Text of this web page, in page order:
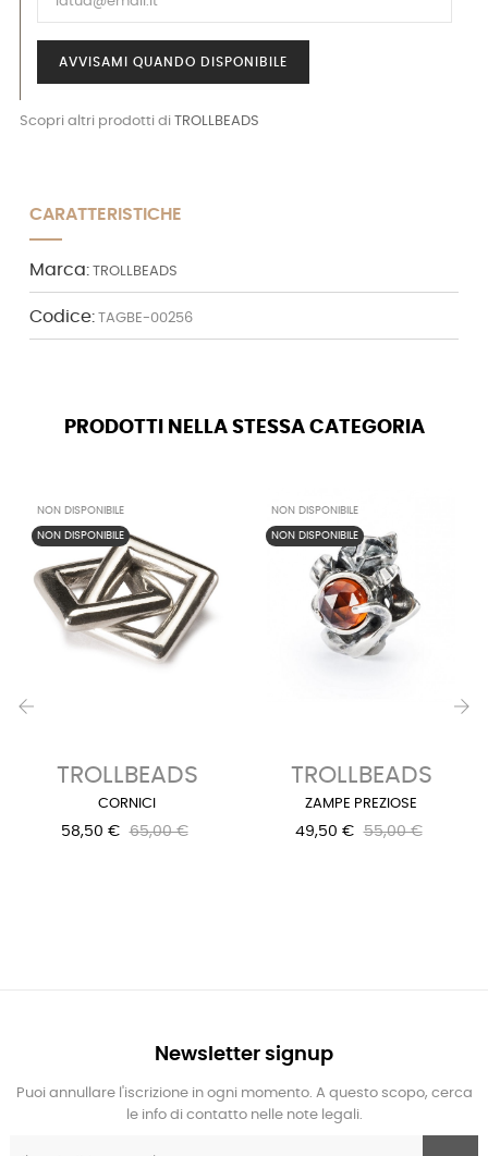
AVVISAMI QUANDO DISPONIBILE
Scopri altri prodotti di TROLLBEADS
CARATTERISTICHE
Marca: TROLLBEADS
Codice: TAGBE-00256
PRODOTTI NELLA STESSA CATEGORIA
NON DISPONIBILE
NON DISPONIBILE
TROLLBEADS
CORNICI
58,50 € 65,00 €
NON DISPONIBILE
NON DISPONIBILE
TROLLBEADS
ZAMPE PREZIOSE
49,50 € 55,00 €
Newsletter signup
Puoi annullare l'iscrizione in ogni momento. A questo scopo, cerca
le info di contatto nelle note legali.